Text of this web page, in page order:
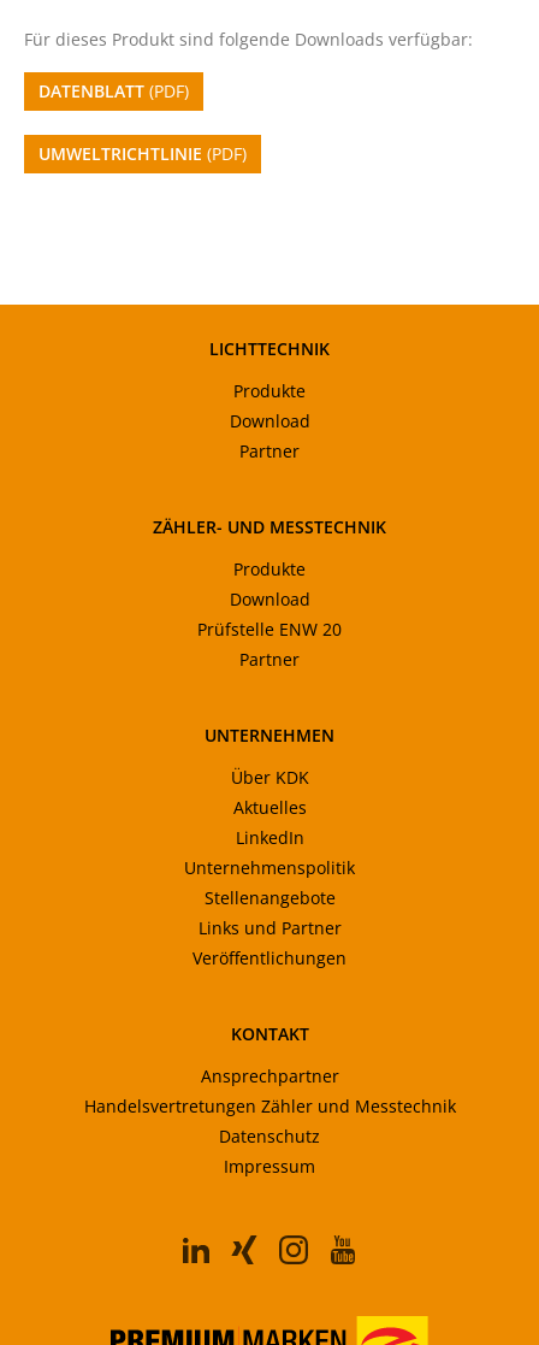
Für dieses Produkt sind folgende Downloads verfügbar:
DATENBLATT (PDF)
UMWELTRICHTLINIE (PDF)
LICHTTECHNIK
Produkte
Download
Partner
ZÄHLER- UND MESSTECHNIK
Produkte
Download
Prüfstelle ENW 20
Partner
UNTERNEHMEN
Über KDK
Aktuelles
LinkedIn
Unternehmenspolitik
Stellenangebote
Links und Partner
Veröffentlichungen
KONTAKT
Ansprechpartner
Handelsvertretungen Zähler und Messtechnik
Datenschutz
Impressum